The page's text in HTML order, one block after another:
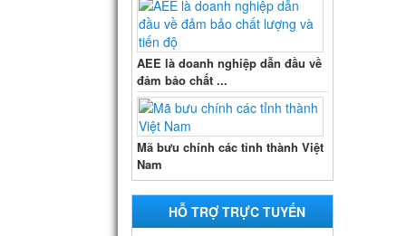
AEE là doanh nghiệp dẫn đầu về
đảm bảo chất ...
Mã bưu chính các tỉnh thành Việt
Nam
HỖ TRỢ TRỰC TUYẾN